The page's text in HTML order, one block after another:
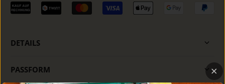
DETAILS
PASSFORM